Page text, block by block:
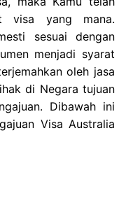
visa yang mana.
sesuai dengan
menjadi syarat
oleh jasa
di Negara tujuan
Dibawah ini
Visa Australia